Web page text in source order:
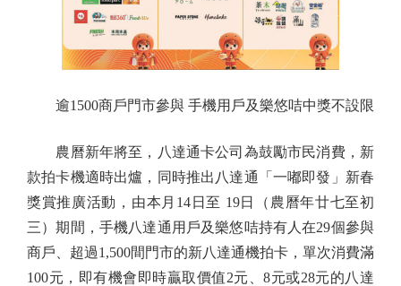
逾1500商戶門市參與 手機用戶及樂悠咭中獎不設限
農曆新年將至，八達通卡公司為鼓勵市民消費，新
款拍卡機適時出爐，同時推出八達通「一嘟即發」新春
獎賞推廣活動，由本月14日至 19日（農曆年廿七至初
三）期間，手機八達通用戶及樂悠咭持有人在29個參與
商戶、超過1,500間門市的新八達通機拍卡，單次消費滿
100元，即有機會即時贏取價值2元、8元或28元的八達